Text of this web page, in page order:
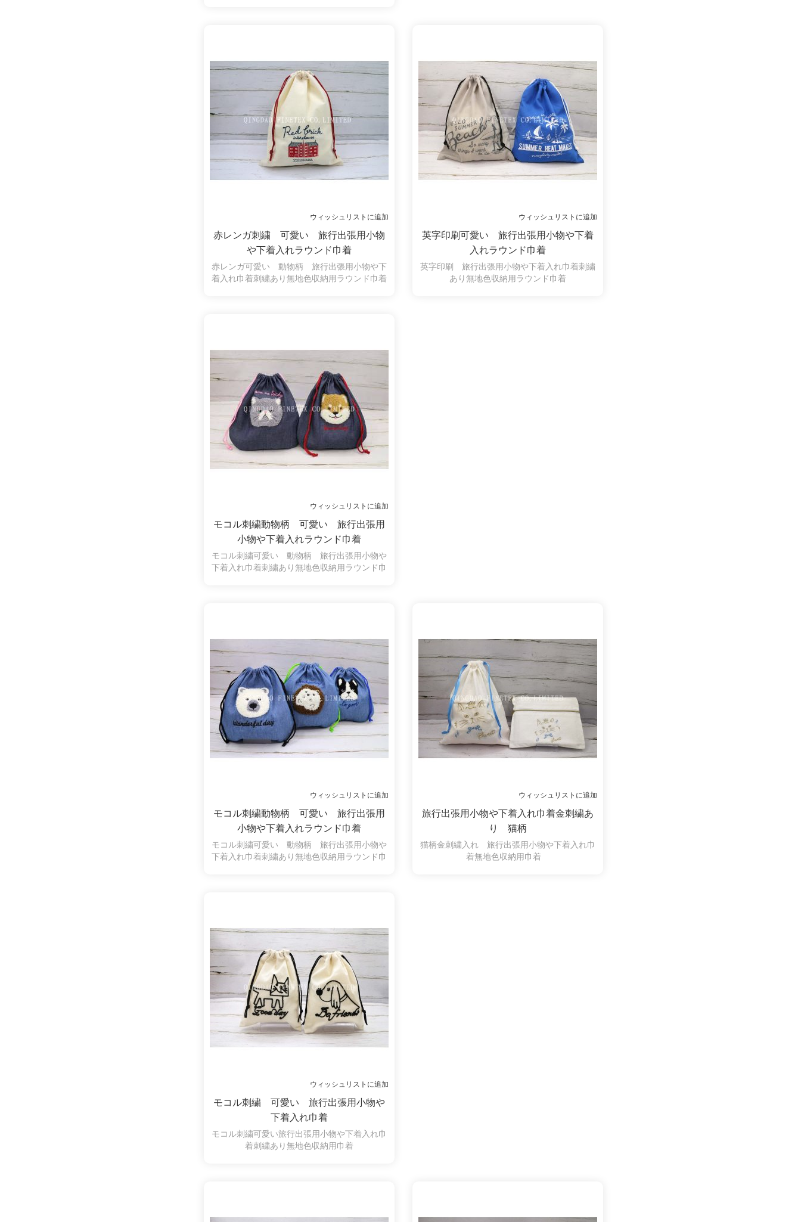
ウィッシュリストに追加
赤レンガ刺繍 可愛い 旅行出張用小物
や下着入れラウンド巾着
赤レンガ可愛い 動物柄 旅行出張用小物や下
着入れ巾着刺繍あり無地色収納用ラウンド巾着
ウィッシュリストに追加
英字印刷可愛い 旅行出張用小物や下着
入れラウンド巾着
英字印刷 旅行出張用小物や下着入れ巾着刺繍
あり無地色収納用ラウンド巾着
ウィッシュリストに追加
モコル刺繍動物柄 可愛い 旅行出張用
小物や下着入れラウンド巾着
モコル刺繍可愛い 動物柄 旅行出張用小物や
下着入れ巾着刺繍あり無地色収納用ラウンド巾
ウィッシュリストに追加
モコル刺繍動物柄 可愛い 旅行出張用
小物や下着入れラウンド巾着
モコル刺繍可愛い 動物柄 旅行出張用小物や
下着入れ巾着刺繍あり無地色収納用ラウンド巾
ウィッシュリストに追加
旅行出張用小物や下着入れ巾着金刺繍あ
り 猫柄
猫柄金刺繍入れ 旅行出張用小物や下着入れ巾
着無地色収納用巾着
ウィッシュリストに追加
モコル刺繍 可愛い 旅行出張用小物や
下着入れ巾着
モコル刺繍可愛い旅行出張用小物や下着入れ巾
着刺繍あり無地色収納用巾着